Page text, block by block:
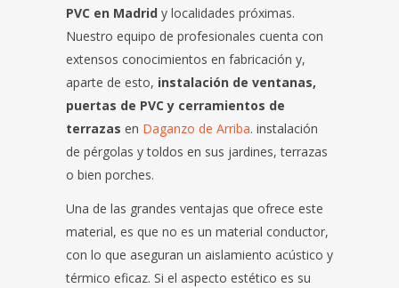
PVC en Madrid y localidades próximas.
Nuestro equipo de profesionales cuenta con
extensos conocimientos en fabricación y,
aparte de esto, instalación de ventanas,
puertas de PVC y cerramientos de
terrazas en Daganzo de Arriba. instalación
de pérgolas y toldos en sus jardines, terrazas
o bien porches.
Una de las grandes ventajas que ofrece este
material, es que no es un material conductor,
con lo que aseguran un aislamiento acústico y
térmico eficaz. Si el aspecto estético es su